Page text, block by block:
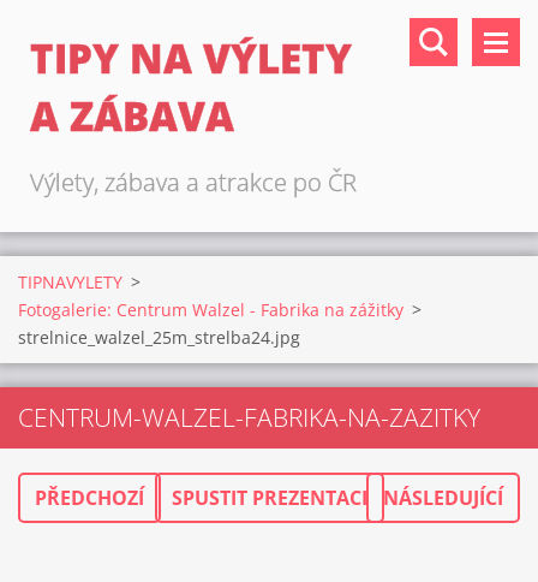
TIPY NA VÝLETY
A ZÁBAVA
Výlety, zábava a atrakce po ČR
TIPNAVYLETY >
Fotogalerie: Centrum Walzel - Fabrika na zážitky >
strelnice_walzel_25m_strelba24.jpg
CENTRUM-WALZEL-FABRIKA-NA-ZAZITKY
PŘEDCHOZÍ SPUSTIT PREZENTACI NÁSLEDUJÍCÍ